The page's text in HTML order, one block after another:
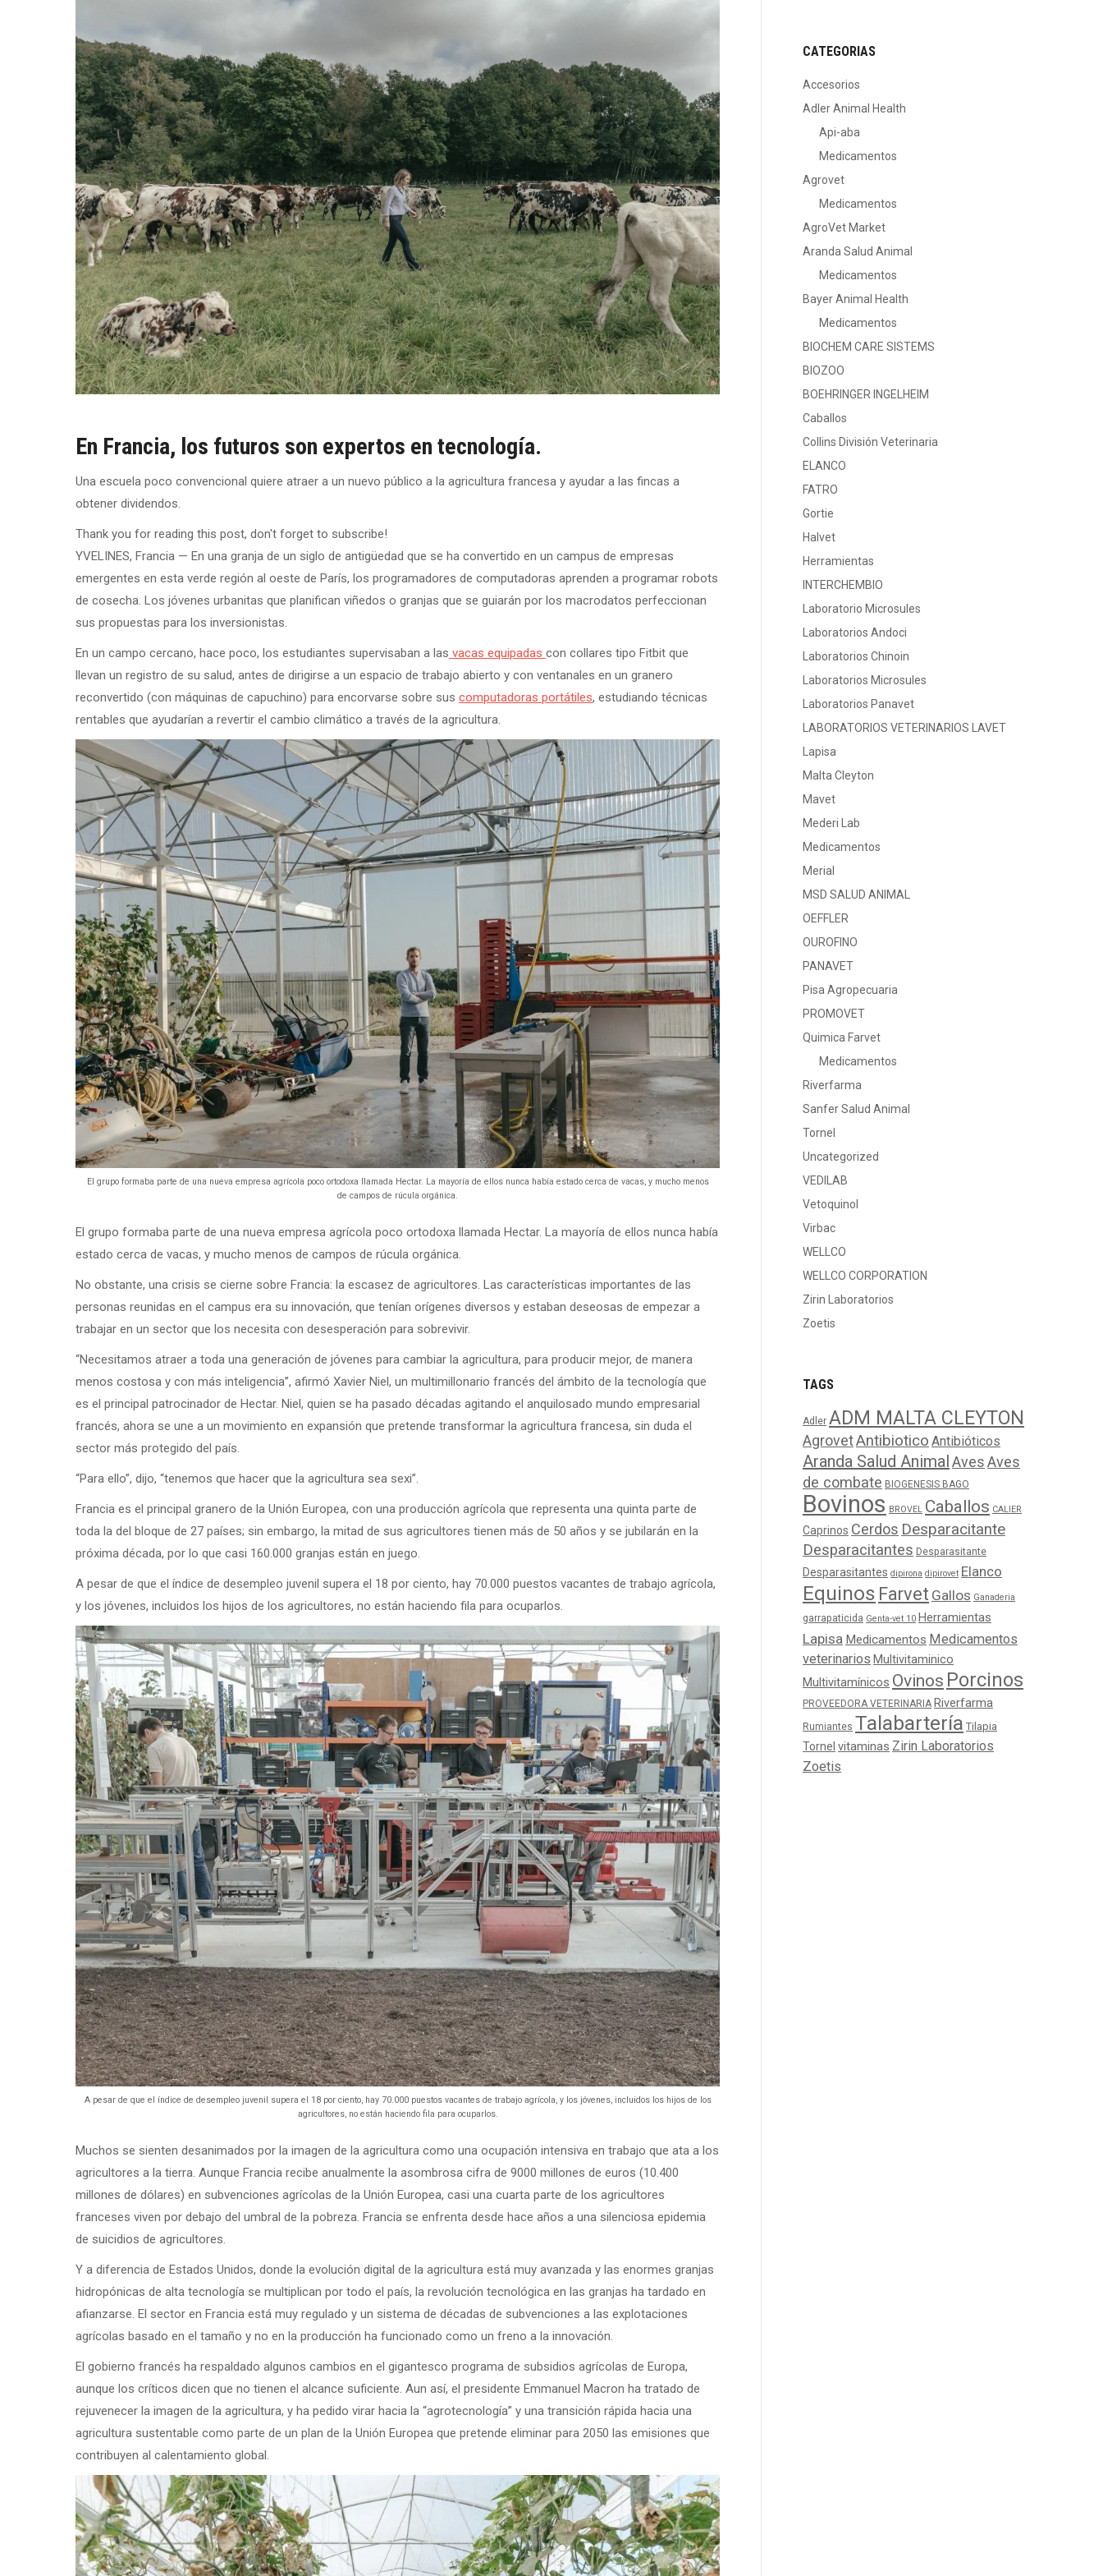
En Francia, los futuros son expertos en tecnología.
Una escuela poco convencional quiere atraer a un nuevo público a la agricultura francesa y ayudar a las fincas a
obtener dividendos.
Thank you for reading this post, don't forget to subscribe!
YVELINES, Francia — En una granja de un siglo de antigüedad que se ha convertido en un campus de empresas
emergentes en esta verde región al oeste de París, los programadores de computadoras aprenden a programar robots
de cosecha. Los jóvenes urbanitas que planifican viñedos o granjas que se guiarán por los macrodatos perfeccionan
sus propuestas para los inversionistas.
En un campo cercano, hace poco, los estudiantes supervisaban a las vacas equipadas con collares tipo Fitbit que
llevan un registro de su salud, antes de dirigirse a un espacio de trabajo abierto y con ventanales en un granero
reconvertido (con máquinas de capuchino) para encorvarse sobre sus computadoras portátiles, estudiando técnicas
rentables que ayudarían a revertir el cambio climático a través de la agricultura.
El grupo formaba parte de una nueva empresa agrícola poco ortodoxa llamada Hectar. La mayoría de ellos nunca había estado cerca de vacas, y mucho menos
de campos de rúcula orgánica.
El grupo formaba parte de una nueva empresa agrícola poco ortodoxa llamada Hectar. La mayoría de ellos nunca había
estado cerca de vacas, y mucho menos de campos de rúcula orgánica.
No obstante, una crisis se cierne sobre Francia: la escasez de agricultores. Las características importantes de las
personas reunidas en el campus era su innovación, que tenían orígenes diversos y estaban deseosas de empezar a
trabajar en un sector que los necesita con desesperación para sobrevivir.
“Necesitamos atraer a toda una generación de jóvenes para cambiar la agricultura, para producir mejor, de manera
menos costosa y con más inteligencia”, afirmó Xavier Niel, un multimillonario francés del ámbito de la tecnología que
es el principal patrocinador de Hectar. Niel, quien se ha pasado décadas agitando el anquilosado mundo empresarial
francés, ahora se une a un movimiento en expansión que pretende transformar la agricultura francesa, sin duda el
sector más protegido del país.
“Para ello”, dijo, “tenemos que hacer que la agricultura sea sexi”.
Francia es el principal granero de la Unión Europea, con una producción agrícola que representa una quinta parte de
toda la del bloque de 27 países; sin embargo, la mitad de sus agricultores tienen más de 50 años y se jubilarán en la
próxima década, por lo que casi 160.000 granjas están en juego.
A pesar de que el índice de desempleo juvenil supera el 18 por ciento, hay 70.000 puestos vacantes de trabajo agrícola,
y los jóvenes, incluidos los hijos de los agricultores, no están haciendo fila para ocuparlos.
A pesar de que el índice de desempleo juvenil supera el 18 por ciento, hay 70.000 puestos vacantes de trabajo agrícola, y los jóvenes, incluidos los hijos de los
agricultores, no están haciendo fila para ocuparlos.
Muchos se sienten desanimados por la imagen de la agricultura como una ocupación intensiva en trabajo que ata a los
agricultores a la tierra. Aunque Francia recibe anualmente la asombrosa cifra de 9000 millones de euros (10.400
millones de dólares) en subvenciones agrícolas de la Unión Europea, casi una cuarta parte de los agricultores
franceses viven por debajo del umbral de la pobreza. Francia se enfrenta desde hace años a una silenciosa epidemia
de suicidios de agricultores.
Y a diferencia de Estados Unidos, donde la evolución digital de la agricultura está muy avanzada y las enormes granjas
hidropónicas de alta tecnología se multiplican por todo el país, la revolución tecnológica en las granjas ha tardado en
afianzarse. El sector en Francia está muy regulado y un sistema de décadas de subvenciones a las explotaciones
agrícolas basado en el tamaño y no en la producción ha funcionado como un freno a la innovación.
El gobierno francés ha respaldado algunos cambios en el gigantesco programa de subsidios agrícolas de Europa,
aunque los críticos dicen que no tienen el alcance suficiente. Aun así, el presidente Emmanuel Macron ha tratado de
rejuvenecer la imagen de la agricultura, y ha pedido virar hacia la “agrotecnología” y una transición rápida hacia una
agricultura sustentable como parte de un plan de la Unión Europea que pretende eliminar para 2050 las emisiones que
contribuyen al calentamiento global.
CATEGORIAS
Accesorios
Adler Animal Health
Api-aba
Medicamentos
Agrovet
Medicamentos
AgroVet Market
Aranda Salud Animal
Medicamentos
Bayer Animal Health
Medicamentos
BIOCHEM CARE SISTEMS
BIOZOO
BOEHRINGER INGELHEIM
Caballos
Collins División Veterinaria
ELANCO
FATRO
Gortie
Halvet
Herramientas
INTERCHEMBIO
Laboratorio Microsules
Laboratorios Andoci
Laboratorios Chinoin
Laboratorios Microsules
Laboratorios Panavet
LABORATORIOS VETERINARIOS LAVET
Lapisa
Malta Cleyton
Mavet
Mederi Lab
Medicamentos
Merial
MSD SALUD ANIMAL
OEFFLER
OUROFINO
PANAVET
Pisa Agropecuaria
PROMOVET
Quimica Farvet
Medicamentos
Riverfarma
Sanfer Salud Animal
Tornel
Uncategorized
VEDILAB
Vetoquinol
Virbac
WELLCO
WELLCO CORPORATION
Zirin Laboratorios
Zoetis
TAGS
Adler ADM MALTA CLEYTON
AgrovetAntibiotico Antibióticos
Aranda Salud AnimalAvesAves
de combate BIOGENESIS BAGO
Bovinos BROVEL Caballos CALIER
Caprinos Cerdos Desparacitante
Desparacitantes Desparasitante
Desparasitantes dipirona dipirovet Elanco
Equinos Farvet Gallos Ganaderia
garrapaticida Genta-vet 10 Herramientas
Lapisa Medicamentos Medicamentos
veterinarios Multivitaminico
Multivitamínicos Ovinos Porcinos
PROVEEDORA VETERINARIA Riverfarma
Rumiantes Talabartería Tilapia
Tornel vitaminas Zirin Laboratorios
Zoetis